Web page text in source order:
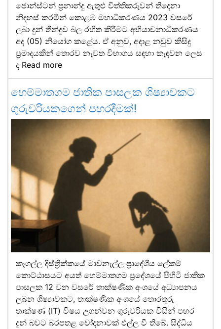
ජොන්ස්ටන් ප්‍රනාන්දු ඇතුළු විත්තිකරුවන් තිදෙනා
නිදහස් කරමින් කොළඹ මහාධිකරණය 2023 වසරේ
ලබා දුන් තීන්දුව බල රහිත කිරීමට අභියාචනාධිකරණය
අද (05) නියෝග කළේය. ඒ අනුව, අදාළ නඩුව කිසිදු
ප්‍රමාදයකින් තොරව නැවත විභාගය සඳහා කැඳවන ලෙස
ද Read more
හෙම්මාතගම ජාතික පාසලක ශිෂ්‍යාවකට
ගුරුවරියකගෙන් පහරදීමක්!
කෑගල්ල දිස්ත්‍රික්කයේ මාවනැල්ල ප්‍රාදේශීය ලේකම්
කොට්ඨාසයට අයත් හෙම්මාතගම ප්‍රදේශයේ පිහිටි ජාතික
පාසලක 12 වන වසරේ තාක්ෂණික අංශයේ අධ්‍යාපනය
ලබන ශිෂ්‍යාවකට, තාක්ෂණික අංශයේ තොරතුරු
තාක්ෂණ (IT) විෂය උගන්වන ගුරුවරියක විසින් පහර
දුන් බවට බරපතළ චෝදනාවක් එල්ල වී තිබේ. සිද්ධිය